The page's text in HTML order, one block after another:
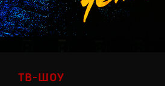
ТВ-ШОУ